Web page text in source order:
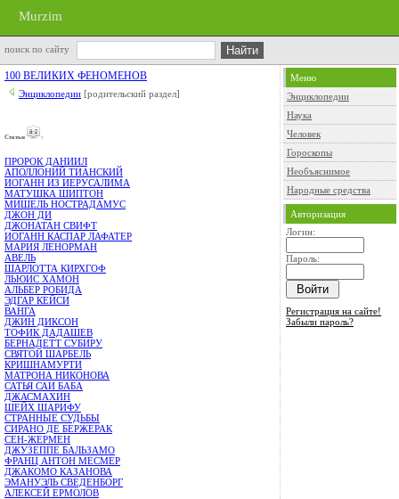
Murzim
поиск по сайту
100 ВЕЛИКИХ ФЕНОМЕНОВ
Энциклопедии [родительский раздел]
Cтатьи :
ПРОРОК ДАНИИЛ
АПОЛЛОНИЙ ТИАНСКИЙ
ИОГАНН ИЗ ИЕРУСАЛИМА
МАТУШКА ШИПТОН
МИШЕЛЬ НОСТРАДАМУС
ДЖОН ДИ
ДЖОНАТАН СВИФТ
ИОГАНН КАСПАР ЛАФАТЕР
МАРИЯ ЛЕНОРМАН
АВЕЛЬ
ШАРЛОТТА КИРХГОФ
ЛЬЮИС ХАМОН
АЛЬБЕР РОБИДА
ЭДГАР КЕЙСИ
ВАНГА
ДЖИН ДИКСОН
ТОФИК ДАДАШЕВ
БЕРНАДЕТТ СУБИРУ
СВЯТОЙ ШАРБЕЛЬ
КРИШНАМУРТИ
МАТРОНА НИКОНОВА
САТЬЯ САИ БАБА
ДЖАСМАХИН
ШЕЙХ ШАРИФУ
СТРАННЫЕ СУДЬБЫ
СИРАНО ДЕ БЕРЖЕРАК
СЕН-ЖЕРМЕН
ДЖУЗЕППЕ БАЛЬЗАМО
ФРАНЦ АНТОН МЕСМЕР
ДЖАКОМО КАЗАНОВА
ЭМАНУЭЛЬ СВЕДЕНБОРГ
АЛЕКСЕЙ ЕРМОЛОВ
Меню
Энциклопедии
Наука
Человек
Гороскопы
Необъяснимое
Народные средства
Авторизация
Логин:
Пароль:
Регистрация на сайте!
Забыли пароль?